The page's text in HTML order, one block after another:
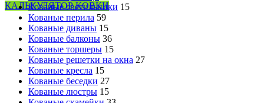
КАЛЬКУЛЯТОР КОВКИ
Кованые светильники 15
Кованые перила 59
Кованые диваны 15
Кованые балконы 36
Кованые торшеры 15
Кованые решетки на окна 27
Кованые кресла 15
Кованые беседки 27
Кованые люстры 15